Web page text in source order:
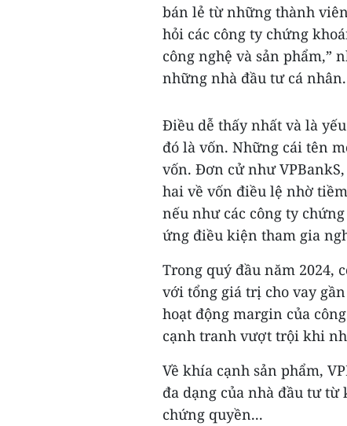
bán lẻ từ những thành
hỏi các công ty chứng
công nghệ và sản phẩm,”
những nhà đầu tư cá nhân.
Điều dễ thấy nhất và là
đó là vốn. Những cái tên
vốn. Đơn cử như
hai về vốn điều lệ nhờ
nếu như các công ty
ứng điều kiện tham gia
Trong quý đầu năm 2024,
với tổng giá trị cho vay
hoạt động margin của
cạnh tranh vượt trội khi
Về khía cạnh sản phẩm,
đa dạng của nhà đầu tư
chứng quyền...